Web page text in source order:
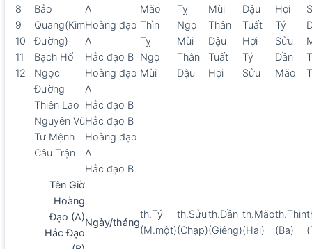
8
9
10
11
12
Bảo
Quang(Kim
Đường)
Bạch Hổ
Ngọc
Đường
Thiên Lao
Nguyên Vũ
Tư Mệnh
Câu Trận
A
Hoàng đạo
A
Hắc đạo B
Hoàng đạo
A
Hắc đạo B
Hắc đạo B
Hoàng đạo
A
Hắc đạo B
Mão
Thìn
Tỵ
Ngọ
Mùi
Tỵ
Ngọ
Mùi
Thân
Dậu
Mùi
Thân
Dậu
Tuất
Hợi
Dậu
Tuất
Hợi
Tý
Sửu
Hợi
Tý
Sửu
Dần
Mão
Tên Giờ
Hoàng
Đạo (A)
Hắc Đạo
Ngày/tháng
th.Tý
(M.một)
th.Sửu
(Chạp)
th.Dần
(Giêng)
th.Mão
(Hai)
th.Thìn
(Ba)